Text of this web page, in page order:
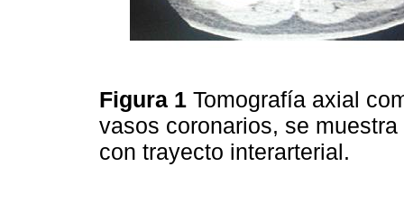
Figura 1 Tomografía axial
vasos coronarios, se
con trayecto interarterial.